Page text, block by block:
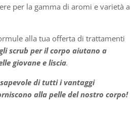
per la gamma di aromi e varietà a
alla tua offerta di trattamenti
scrub per il corpo aiutano a
giovane e liscia.
di tutti i vantaggi
alla pelle del nostro corpo!